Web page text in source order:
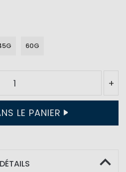
60G
+
LE PANIER
DÉTAILS